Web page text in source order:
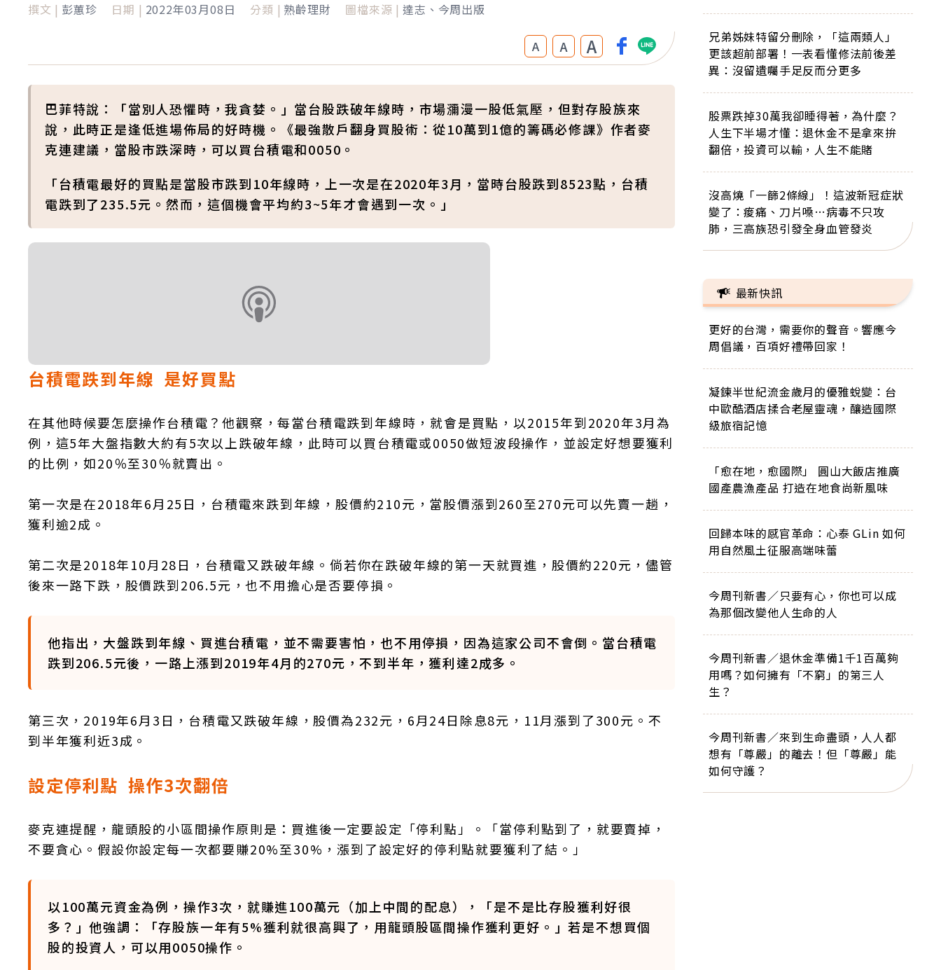
撰文 | 彭蕙珍 日期 | 2022年03月08日 分類 | 熟齡理財 圖檔來源 | 達志、今周出版
A A A
巴菲特說：「當別人恐懼時，我貪婪。」當台股跌破年線時，市場瀰漫一股低氣壓，但對存股族來
說，此時正是逢低進場佈局的好時機。《最強散戶翻身買股術：從10萬到1億的籌碼必修課》作者麥
克連建議，當股市跌深時，可以買台積電和0050。
「台積電最好的買點是當股市跌到10年線時，上一次是在2020年3月，當時台股跌到8523點，台積
電跌到了235.5元。然而，這個機會平均約3~5年才會遇到一次。」
台積電跌到年線 是好買點
在其他時候要怎麼操作台積電？他觀察，每當台積電跌到年線時，就會是買點，以2015年到2020年3月為
例，這5年大盤指數大約有5次以上跌破年線，此時可以買台積電或0050做短波段操作，並設定好想要獲利
的比例，如20％至30％就賣出。
第一次是在2018年6月25日，台積電來跌到年線，股價約210元，當股價漲到260至270元可以先賣一趟，
獲利逾2成。
第二次是2018年10月28日，台積電又跌破年線。倘若你在跌破年線的第一天就買進，股價約220元，儘管
後來一路下跌，股價跌到206.5元，也不用擔心是否要停損。
他指出，大盤跌到年線、買進台積電，並不需要害怕，也不用停損，因為這家公司不會倒。當台積電
跌到206.5元後，一路上漲到2019年4月的270元，不到半年，獲利達2成多。
第三次，2019年6月3日，台積電又跌破年線，股價為232元，6月24日除息8元，11月漲到了300元。不
到半年獲利近3成。
設定停利點 操作3次翻倍
麥克連提醒，龍頭股的小區間操作原則是：買進後一定要設定「停利點」。「當停利點到了，就要賣掉，
不要貪心。假設你設定每一次都要賺20%至30%，漲到了設定好的停利點就要獲利了結。」
以100萬元資金為例，操作3次，就賺進100萬元（加上中間的配息），「是不是比存股獲利好很
多？」他強調：「存股族一年有5%獲利就很高興了，用龍頭股區間操作獲利更好。」若是不想買個
股的投資人，可以用0050操作。
兄弟姊妹特留分刪除，「這兩類人」
更該超前部署！一表看懂修法前後差
異：沒留遺囑手足反而分更多
股票跌掉30萬我卻睡得著，為什麼？
人生下半場才懂：退休金不是拿來拚
翻倍，投資可以輸，人生不能賭
沒高燒「一篩2條線」！這波新冠症狀
變了：痠痛、刀片嗓…病毒不只攻
肺，三高族恐引發全身血管發炎
最新快訊
更好的台灣，需要你的聲音。響應今
周倡議，百項好禮帶回家！
凝鍊半世紀流金歲月的優雅蛻變：台
中歐酷酒店揉合老屋靈魂，釀造國際
級旅宿記憶
「愈在地，愈國際」 圓山大飯店推廣
國產農漁產品 打造在地食尚新風味
回歸本味的感官革命：心泰 GLin 如何
用自然風土征服高端味蕾
今周刊新書／只要有心，你也可以成
為那個改變他人生命的人
今周刊新書／退休金準備1千1百萬夠
用嗎？如何擁有「不窮」的第三人
生？
今周刊新書／來到生命盡頭，人人都
想有「尊嚴」的離去！但「尊嚴」能
如何守護？